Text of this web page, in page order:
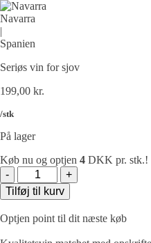
Navarra
|
Spanien
Seriøs vin for sjov
199,00 kr.
/stk
På lager
Køb nu og optjen 4 DKK pr. stk.!
Cuvée,
2022,
Aseginolaza
Leunda,
Tilføj til kurv
Optjen point til dit næste køb